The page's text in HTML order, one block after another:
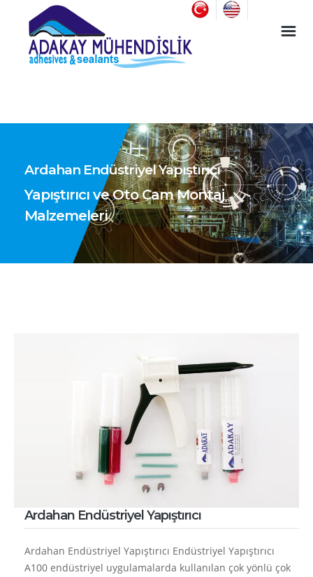
Endüstriyel Yapıştırıcı ve Oto Cam Montaj Malzemeleri
Ardahan Endüstriyel Yapıştırıcı
Yapıştırıcı ve Oto Cam Montaj
Malzemeleri
Ardahan Endüstriyel Yapıştırıcı
Ardahan Endüstriyel Yapıştırıcı Endüstriyel Yapıştırıcı
A100 endüstriyel uygulamalarda kullanılan çok yönlü çok